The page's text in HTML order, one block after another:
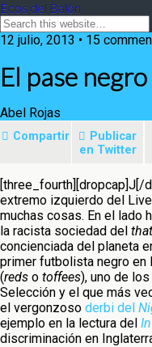
Ecos del Balón
12 julio, 2013 • 15
El pase negro
Abel Rojas
Compartir
Publicar
en Twitter
[three_fourth][dropcap]J[/
extremo izquierdo del
muchas cosas. En el lado
la racista sociedad del
concienciada del planeta
primer futbolista negro en
(reds o toffees), uno de
Selección y el que más
el vergonzoso derbi del
ejemplo en la lectura del
discriminación en